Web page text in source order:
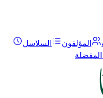
المؤلفون
السلاسل